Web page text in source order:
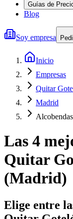
Guías de
Blog
Soy empresa
Inicio
Empresas
Quitar
Madrid
Alcobendas
Las 4
Quitar
(Madrid)
Elige entre